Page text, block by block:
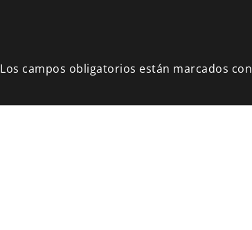
Los campos obligatorios están marcados con